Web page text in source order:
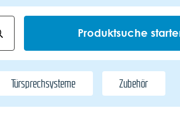
Türsprechsysteme Zubehör